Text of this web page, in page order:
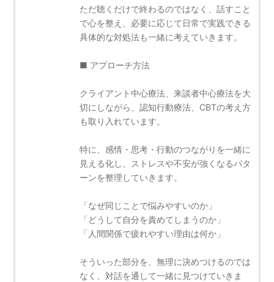
ただ聴くだけで終わるのではなく、話すこと
で心を整え、必要に応じて日常で実践できる
具体的な対処法も一緒に考えていきます。
■ アプローチ方法
クライアント中心療法、来談者中心療法を大
切にしながら、認知行動療法、CBTの考え方
も取り入れています。
特に、感情・思考・行動のつながりを一緒に
見える化し、ストレスや不安が強くなるパタ
ーンを整理していきます。
「なぜ同じことで悩みやすいのか」
「どうして自分を責めてしまうのか」
「人間関係で疲れやすい理由は何か」
そういった部分を、無理に決めつけるのでは
なく、対話を通して一緒に見つけていきま